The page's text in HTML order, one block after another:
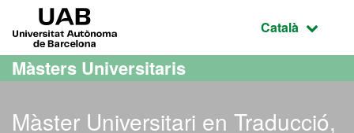
Ves al contingut principal
Ves a la navegació de la pàgina
Idioma
Català
Màsters Universitaris
Màster Universitari en Traducció,